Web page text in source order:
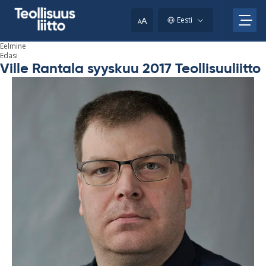
AA Eesti
Eelmine
Edasi
Ville Rantala syyskuu 2017 Teollisuuliitto